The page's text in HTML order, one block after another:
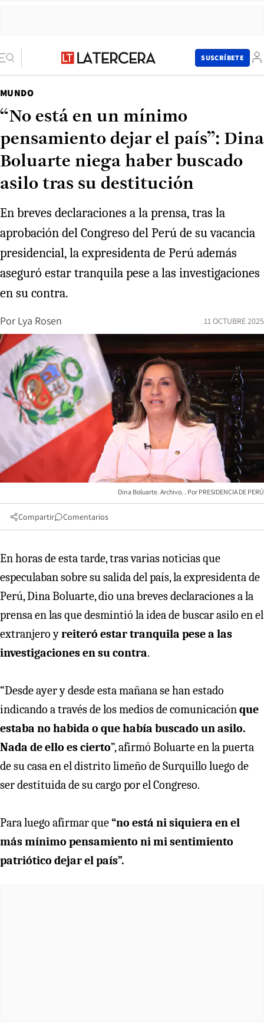
SUSCRÍBETE
MUNDO
“No está en un mínimo
pensamiento dejar el país”: Dina
Boluarte niega haber buscado
asilo tras su destitución
En breves declaraciones a la prensa, tras la
aprobación del Congreso del Perú de su vacancia
presidencial, la expresidenta de Perú además
aseguró estar tranquila pese a las investigaciones
en su contra.
Por Lya Rosen 11 OCTUBRE 2025
Dina Boluarte. Archivo. PRESIDENCIA DE PERÚ
Compartir Comentarios
En horas de esta tarde, tras varias noticias que
especulaban sobre su salida del país, la expresidenta de
Perú, Dina Boluarte, dio una breves declaraciones a la
prensa en las que desmintió la idea de buscar asilo en el
extranjero yreiteró estar tranquila pese a las
investigaciones en su contra.
“Desde ayer y desde esta mañana se han estado
indicando a través de los medios de comunicaciónque
estaba no habida o que había buscado un asilo.
Nada de ello es cierto”, afirmó Boluarte en la puerta
de su casa en el distrito limeño de Surquillo luego de
ser destituida de su cargo por el Congreso.
Para luego afirmar que“no está ni siquiera en el
más mínimo pensamiento ni mi sentimiento
patriótico dejar el país”.